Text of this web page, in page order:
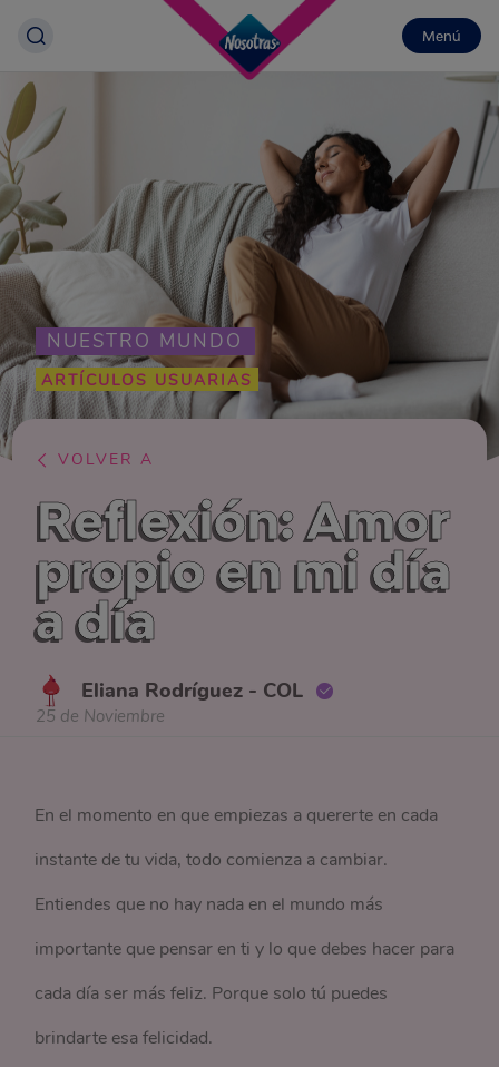
Menú
NUESTRO MUNDO
ARTÍCULOS USUARIAS
VOLVER A
Reflexión: Amor
propio en mi día
a día
Eliana Rodríguez - COL
25 de Noviembre
En el momento en que empiezas a quererte en cada
instante de tu vida, todo comienza a cambiar.
Entiendes que no hay nada en el mundo más
importante que pensar en ti y lo que debes hacer para
cada día ser más feliz. Porque solo tú puedes
brindarte esa felicidad.